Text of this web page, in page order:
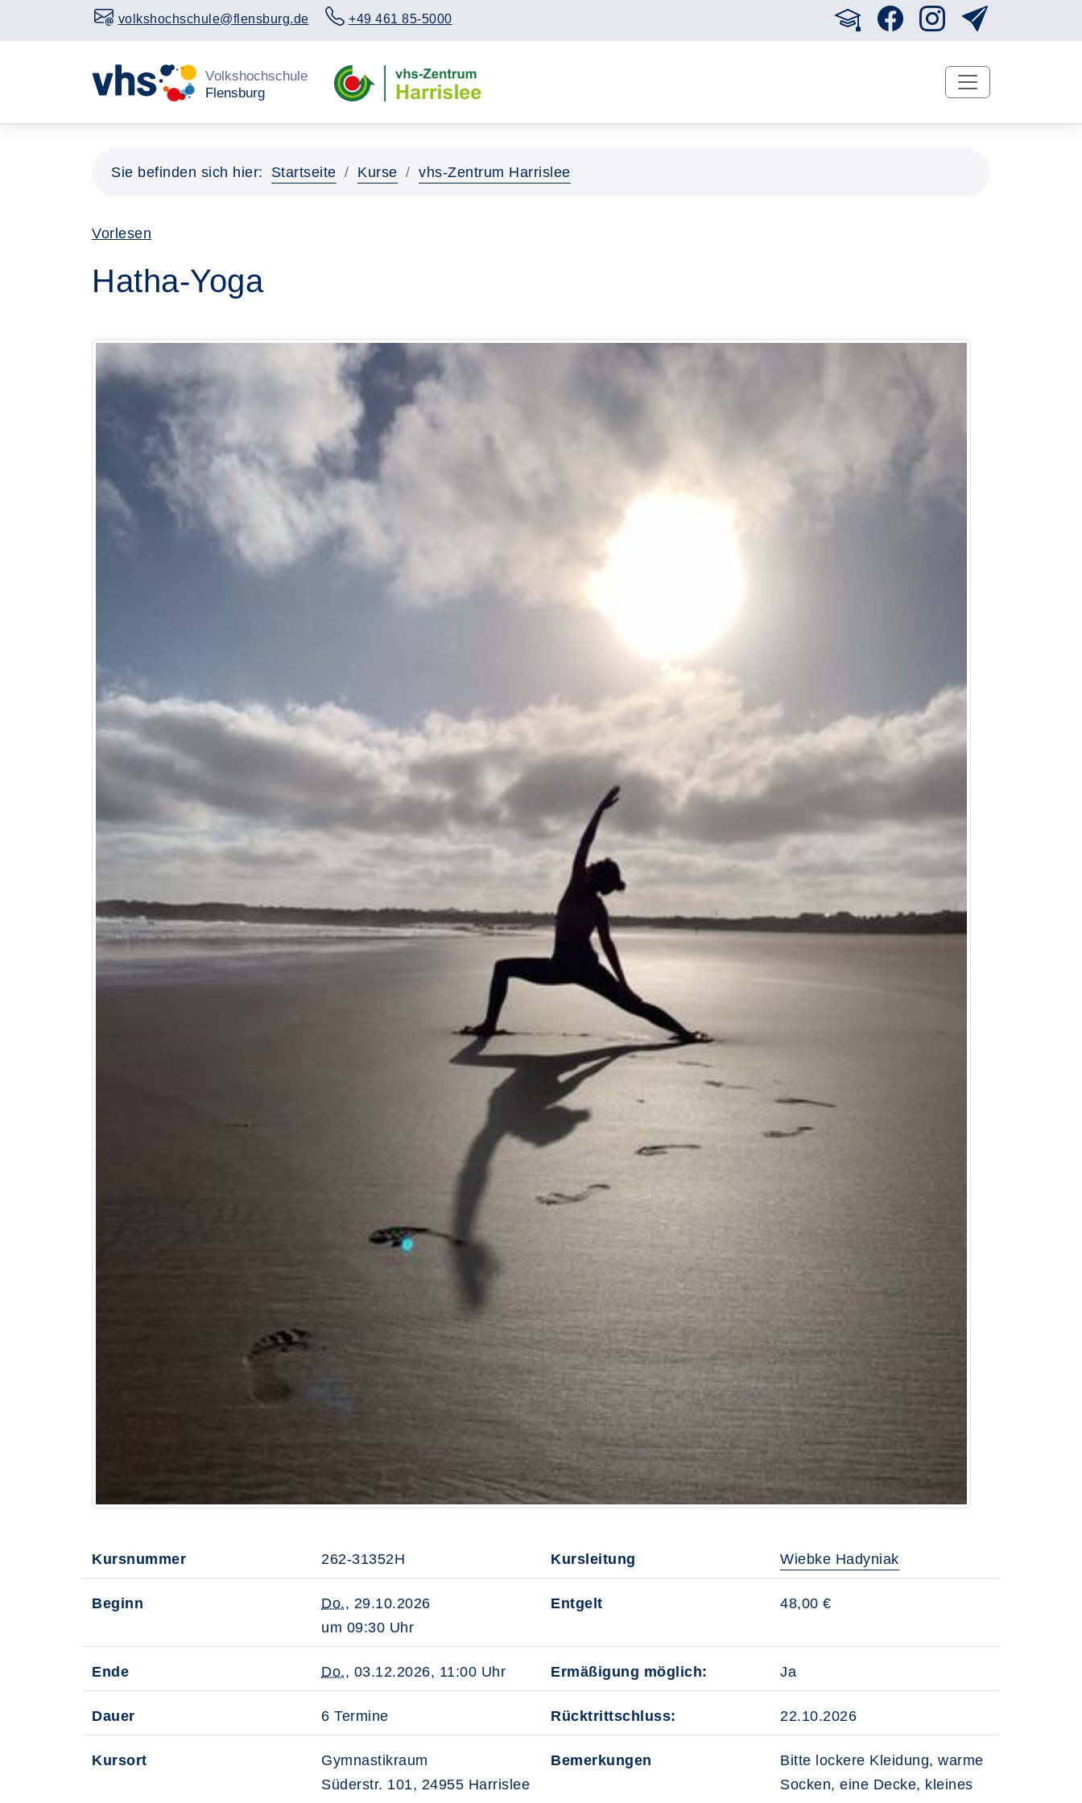
volkshochschule@flensburg.de +49 461 85-5000
Sie befinden sich hier: Startseite Kurse vhs-Zentrum Harrislee
Vorlesen
Hatha-Yoga
Kursnummer 262-31352H Kursleitung Wiebke Hadyniak
Beginn Do., 29.10.2026
um 09:30 Uhr
Entgelt 48,00 €
Ende Do., 03.12.2026, 11:00 Uhr Ermäßigung möglich: Ja
Dauer 6 Termine Rücktrittschluss: 22.10.2026
Kursort
Gymnastikraum
Süderstr. 101, 24955 Harrislee
Bemerkungen
Bitte lockere Kleidung, warme
Socken, eine Decke, kleines